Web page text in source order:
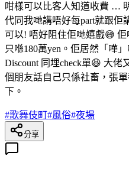
咁樣可以比客人知道收費 …
代同我哋講唔好每part就跟佢
可以! 唔好阻住佢哋嬉戲😅
只喺180萬yen。佢居然「嘩
Discount 同埋check單😆 大
個朋友話自己只係社畜，張
下。
#歌舞伎町#風俗#夜場
分享